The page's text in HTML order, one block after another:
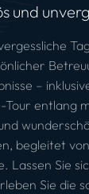
und
–
Tour entlang
begleitet
Lassen Sie
Sie die